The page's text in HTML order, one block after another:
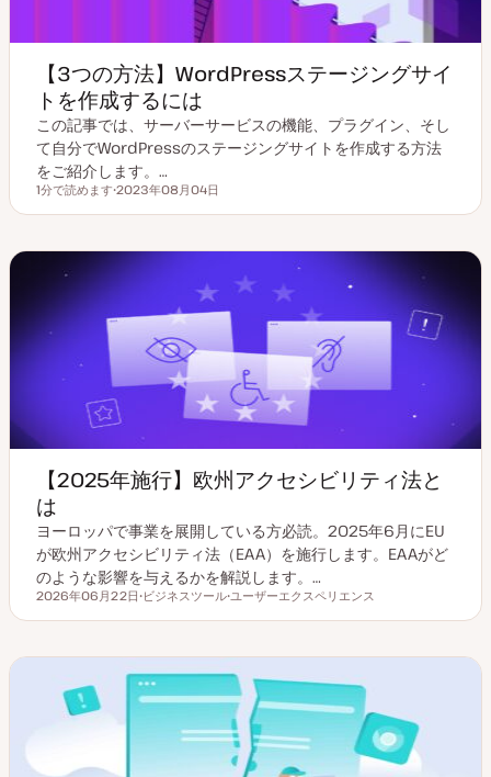
【3つの方法】WordPressステージングサイ
トを作成するには
この記事では、サーバーサービスの機能、プラグイン、そし
て自分でWordPressのステージングサイトを作成する方法
をご紹介します。…
読むのにかかる時間
1分で読めます
新
2023年08月04日
【2025年施行】欧州アクセシビリティ法と
は
ヨーロッパで事業を展開している方必読。2025年6月にEU
が欧州アクセシビリティ法（EAA）を施行します。EAAがど
のような影響を与えるかを解説します。…
更新日
2026年06月22日
ピ
ク
ビジネスツール
ピ
ク
ユーザーエクスペリエンス